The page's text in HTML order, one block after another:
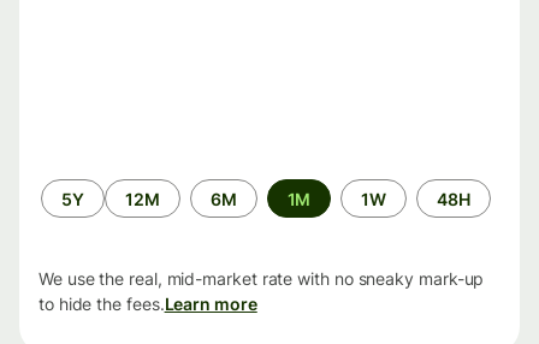
الفترة
الزمنية
48H
1W
1M
6M
12M
5Y
We use the real, mid-market rate with no sneaky mark-up
to hide the fees.Learn more